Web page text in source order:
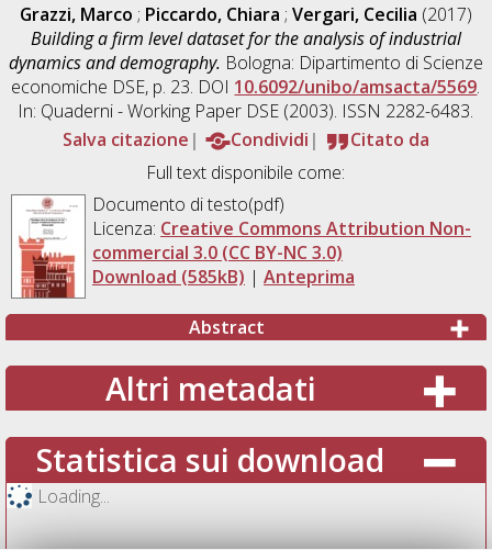
Grazzi, Marco ; Piccardo, Chiara ; Vergari, Cecilia (2017)
Building a firm level dataset for the analysis of industrial
dynamics and demography. Bologna: Dipartimento di Scienze
economiche DSE, p. 23. DOI 10.6092/unibo/amsacta/5569.
In: Quaderni - Working Paper DSE (2003). ISSN 2282-6483.
Salva citazione
Condividi
Citato da
Full text disponibile come:
Documento di testo(pdf)
Licenza: Creative Commons Attribution Non-
commercial 3.0 (CC BY-NC 3.0)
Download (585kB) | Anteprima
Abstract
Altri metadati
Statistica sui download
Loading...